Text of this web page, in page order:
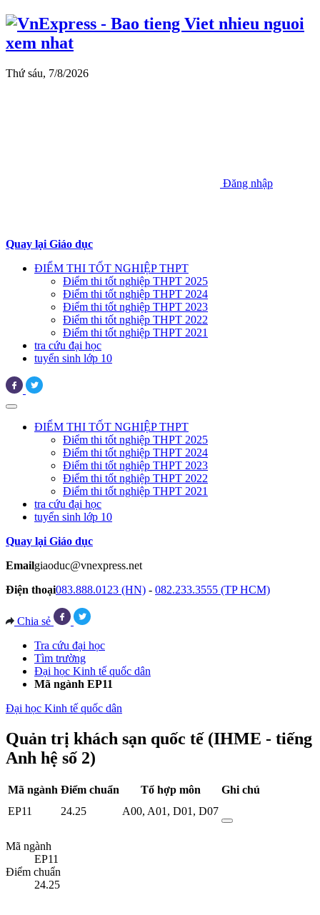
Thứ sáu, 7/8/2026
Đăng nhập
Quay lại Giáo dục
ĐIỂM THI TỐT NGHIỆP THPT
Điểm thi tốt nghiệp THPT 2025
Điểm thi tốt nghiệp THPT 2024
Điểm thi tốt nghiệp THPT 2023
Điểm thi tốt nghiệp THPT 2022
Điểm thi tốt nghiệp THPT 2021
tra cứu đại học
tuyển sinh lớp 10
ĐIỂM THI TỐT NGHIỆP THPT
Điểm thi tốt nghiệp THPT 2025
Điểm thi tốt nghiệp THPT 2024
Điểm thi tốt nghiệp THPT 2023
Điểm thi tốt nghiệp THPT 2022
Điểm thi tốt nghiệp THPT 2021
tra cứu đại học
tuyển sinh lớp 10
Quay lại Giáo dục
Emailgiaoduc@vnexpress.net
Điện thoại083.888.0123 (HN) - 082.233.3555 (TP HCM)
Chia sẻ
Tra cứu đại học
Tìm trường
Đại học Kinh tế quốc dân
Mã ngành EP11
Đại học Kinh tế quốc dân
Quản trị khách sạn quốc tế (IHME - tiếng
Anh hệ số 2)
Mã ngành Điểm chuẩn Tổ hợp môn
Ghi chú
EP11
24.25 A00, A01, D01, D07
Mã ngành
EP11
Điểm chuẩn
24.25